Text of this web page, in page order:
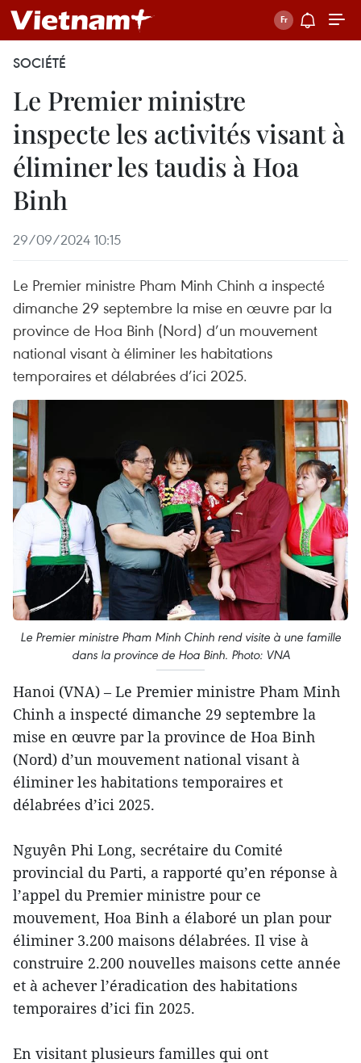
SOCIÉTÉ
Le Premier ministre
inspecte les activités visant à
éliminer les taudis à Hoa
Binh
29/09/2024 10:15
Le Premier ministre Pham Minh Chinh a inspecté
dimanche 29 septembre la mise en œuvre par la
province de Hoa Binh (Nord) d’un mouvement
national visant à éliminer les habitations
temporaires et délabrées d’ici 2025.
Le Premier ministre Pham Minh Chinh rend visite à une famille
dans la province de Hoa Binh. Photo: VNA
Hanoi (VNA) – Le Premier ministre Pham Minh
Chinh a inspecté dimanche 29 septembre la
mise en œuvre par la province de Hoa Binh
(Nord) d’un mouvement national visant à
éliminer les habitations temporaires et
délabrées d’ici 2025.
Nguyên Phi Long, secrétaire du Comité
provincial du Parti, a rapporté qu’en réponse à
l’appel du Premier ministre pour ce
mouvement, Hoa Binh a élaboré un plan pour
éliminer 3.200 maisons délabrées. Il vise à
construire 2.200 nouvelles maisons cette année
et à achever l’éradication des habitations
temporaires d’ici fin 2025.
En visitant plusieurs familles qui ont